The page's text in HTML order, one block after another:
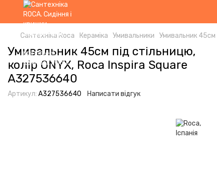
Сантехніка Roca Кераміка Умивальники Умивальник 45см
Умивальник 45см під стільницю,
колір ONYX, Roca Inspira Square
A327536640
Артикул: A327536640 Написати відгук